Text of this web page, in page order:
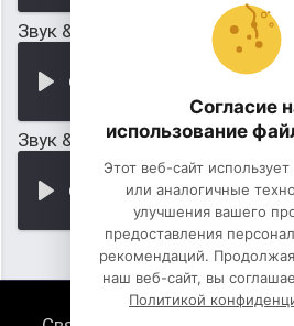
Звук &laquo;Ш&raquo; (по тише
Звук &laquo;Ш&raquo; (по
Согласие
использование
Этот веб-сайт
или аналогичные
улучшения вашего
предоставления
рекомендаций. Продолжая
наш веб-сайт, вы
Политикой